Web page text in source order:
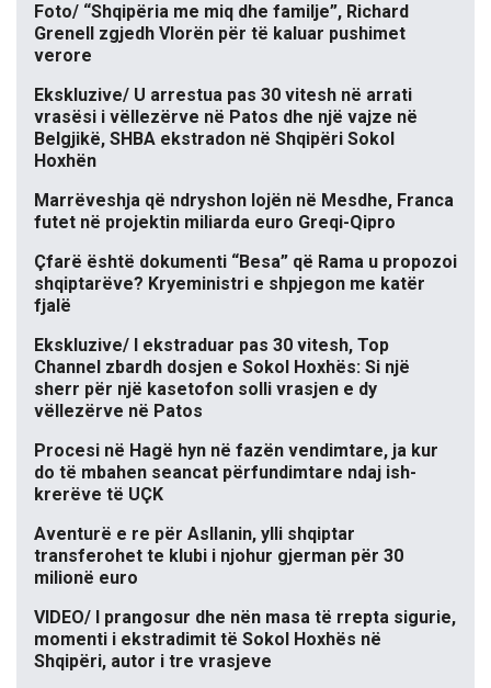
Foto/ “Shqipëria me miq dhe familje”, Richard
Grenell zgjedh Vlorën për të kaluar pushimet
verore
Ekskluzive/ U arrestua pas 30 vitesh në arrati
vrasësi i vëllezërve në Patos dhe një vajze në
Belgjikë, SHBA ekstradon në Shqipëri Sokol
Hoxhën
Marrëveshja që ndryshon lojën në Mesdhe, Franca
futet në projektin miliarda euro Greqi-Qipro
Çfarë është dokumenti “Besa” që Rama u propozoi
shqiptarëve? Kryeministri e shpjegon me katër
fjalë
Ekskluzive/ I ekstraduar pas 30 vitesh, Top
Channel zbardh dosjen e Sokol Hoxhës: Si një
sherr për një kasetofon solli vrasjen e dy
vëllezërve në Patos
Procesi në Hagë hyn në fazën vendimtare, ja kur
do të mbahen seancat përfundimtare ndaj ish-
krerëve të UÇK
Aventurë e re për Asllanin, ylli shqiptar
transferohet te klubi i njohur gjerman për 30
milionë euro
VIDEO/ I prangosur dhe nën masa të rrepta sigurie,
momenti i ekstradimit të Sokol Hoxhës në
Shqipëri, autor i tre vrasjeve